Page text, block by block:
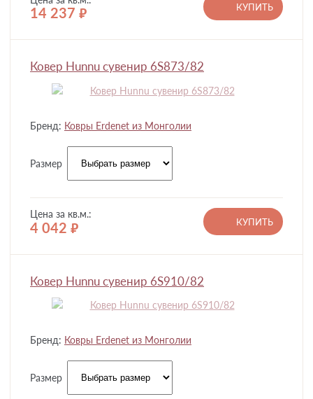
14 237 руб.
КУПИТЬ
Ковер Hunnu сувенир 6S873/82
Бренд: Ковры Erdenet из Монголии
Размер
Цена за кв.м.:
4 042 руб.
КУПИТЬ
Ковер Hunnu сувенир 6S910/82
Бренд: Ковры Erdenet из Монголии
Размер